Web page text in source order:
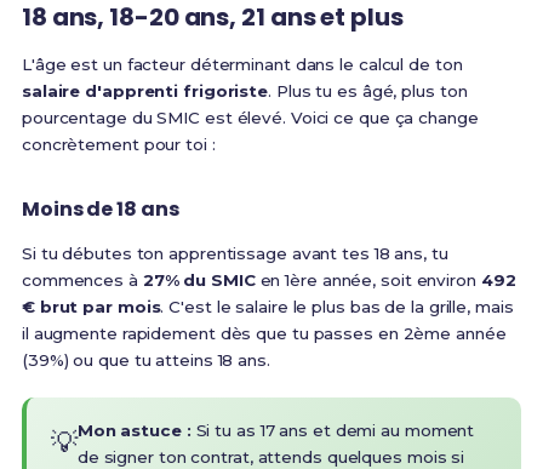
18 ans, 18-20 ans, 21 ans et plus
L'âge est un facteur déterminant dans le calcul de ton
salaire d'apprenti frigoriste. Plus tu es âgé, plus ton
pourcentage du SMIC est élevé. Voici ce que ça change
concrètement pour toi :
Moins de 18 ans
Si tu débutes ton apprentissage avant tes 18 ans, tu
commences à 27% du SMICen 1ère année, soit environ 492
€ brut par mois. C'est le salaire le plus bas de la grille, mais
il augmente rapidement dès que tu passes en 2ème année
(39%) ou que tu atteins 18 ans.
💡Mon astuce : Si tu as 17 ans et demi au moment
de signer ton contrat, attends quelques mois si